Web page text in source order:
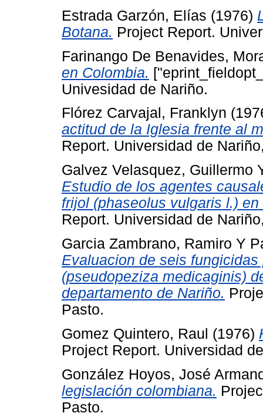
Estrada Garzón, Elías (1976)
Botana. Project Report.
Farinango De Benavides,
en Colombia.
Univesidad de Nariño.
Flórez Carvajal, Franklyn
actitud de la Iglesia frente al
Report. Universidad de
Galvez Velasquez, Guillermo
Estudio de los agentes
frijol (phaseolus vulgaris l.)
Report. Universidad de
Garcia Zambrano, Ramiro Y
Evaluacion de seis
(pseudopeziza medicaginis)
departamento de Nariño.
Pasto.
Gomez Quintero, Raul (1976)
Project Report. Universidad
González Hoyos, José
legislación colombiana.
Pasto.